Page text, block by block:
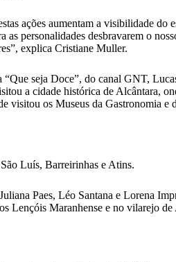
ações aumentam a visibilidade
personalidades desbravarem o
explica Cristiane Muller.
seja Doce”, do canal GNT,
a cidade histórica de Alcântara,
os Museus da Gastronomia e
Luís, Barreirinhas e Atins.
Paes, Léo Santana e Lorena
Lençóis Maranhense e no vilarejo de